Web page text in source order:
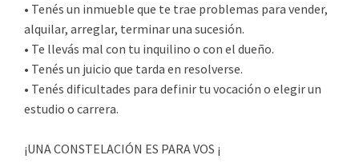
• Tenés un inmueble que te trae problemas para vender,
alquilar, arreglar, terminar una sucesión.
• Te llevás mal con tu inquilino o con el dueño.
• Tenés un juicio que tarda en resolverse.
• Tenés dificultades para definir tu vocación o elegir un
estudio o carrera.
¡UNA CONSTELACIÓN ES PARA VOS ¡